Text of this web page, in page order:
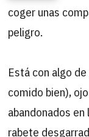
coger unas
peligro.
Está con algo
comido bien),
abandonados
rabete